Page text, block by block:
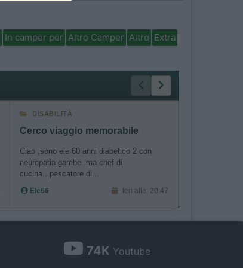
In camper per Altro Camper Altro Extra
DISABILITÀ
Cerco viaggio memorabile
Ciao ,sono ele 60 anni diabetico 2 con
neuropatia gambe..ma chef di
cucina...pescatore di...
Ele66 Ieri alle: 20:47
74K Youtube